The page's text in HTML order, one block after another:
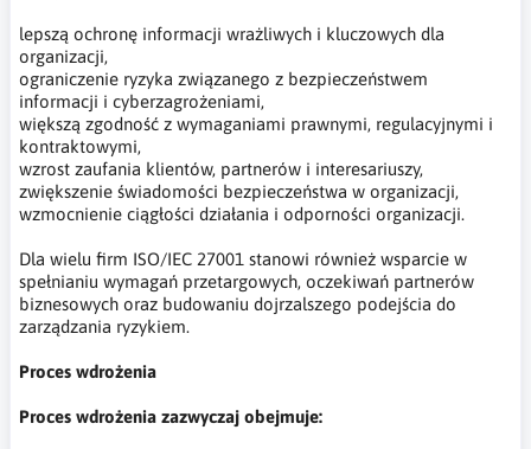
lepszą ochronę informacji wrażliwych i kluczowych dla
organizacji,
ograniczenie ryzyka związanego z bezpieczeństwem
informacji i cyberzagrożeniami,
większą zgodność z wymaganiami prawnymi, regulacyjnymi i
kontraktowymi,
wzrost zaufania klientów, partnerów i interesariuszy,
zwiększenie świadomości bezpieczeństwa w organizacji,
wzmocnienie ciągłości działania i odporności organizacji.
Dla wielu firm ISO/IEC 27001 stanowi również wsparcie w
spełnianiu wymagań przetargowych, oczekiwań partnerów
biznesowych oraz budowaniu dojrzalszego podejścia do
zarządzania ryzykiem.
Proces wdrożenia
Proces wdrożenia zazwyczaj obejmuje: